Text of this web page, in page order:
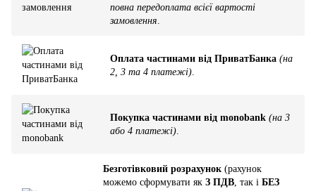
повна передоплата всієї вартості
замовлення
Оплата частинами від ПриватБанка (на
2, 3 та 4 платежі)
Покупка частинами від monobank (на 3
або 4 платежі)
Безготівковий розрахунок (рахунок
можемо сформувати як З ПДВ , так і БЕЗ